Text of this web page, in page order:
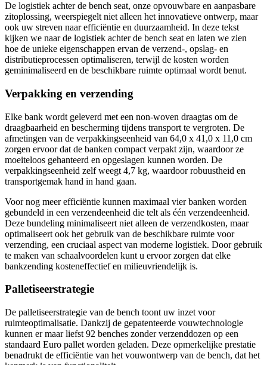
De logistiek achter de bench seat, onze opvouwbare en aanpasbare
zitoplossing, weerspiegelt niet alleen het innovatieve ontwerp, maar
ook uw streven naar efficiëntie en duurzaamheid. In deze tekst
kijken we naar de logistiek achter de bench seat en laten we zien
hoe de unieke eigenschappen ervan de verzend-, opslag- en
distributieprocessen optimaliseren, terwijl de kosten worden
geminimaliseerd en de beschikbare ruimte optimaal wordt benut.
Verpakking en verzending
Elke bank wordt geleverd met een non-woven draagtas om de
draagbaarheid en bescherming tijdens transport te vergroten. De
afmetingen van de verpakkingseenheid van 64,0 x 41,0 x 11,0 cm
zorgen ervoor dat de banken compact verpakt zijn, waardoor ze
moeiteloos gehanteerd en opgeslagen kunnen worden. De
verpakkingseenheid zelf weegt 4,7 kg, waardoor robuustheid en
transportgemak hand in hand gaan.
Voor nog meer efficiëntie kunnen maximaal vier banken worden
gebundeld in een verzendeenheid die telt als één verzendeenheid.
Deze bundeling minimaliseert niet alleen de verzendkosten, maar
optimaliseert ook het gebruik van de beschikbare ruimte voor
verzending, een cruciaal aspect van moderne logistiek. Door gebruik
te maken van schaalvoordelen kunt u ervoor zorgen dat elke
bankzending kosteneffectief en milieuvriendelijk is.
Palletiseerstrategie
De palletiseerstrategie van de bench toont uw inzet voor
ruimteoptimalisatie. Dankzij de gepatenteerde vouwtechnologie
kunnen er maar liefst 92 benches zonder verzenddozen op een
standaard Euro pallet worden geladen. Deze opmerkelijke prestatie
benadrukt de efficiëntie van het vouwontwerp van de bench, dat het